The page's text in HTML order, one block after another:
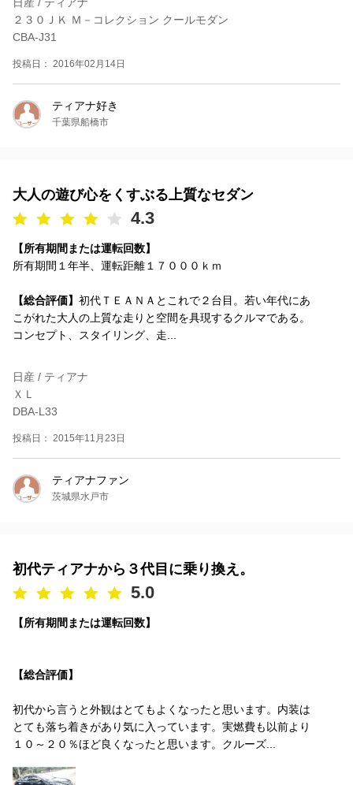
２３０ＪＫ Ｍ－コレクション クールモダン
CBA-J31
投稿日： 2016年02月14日
ティアナ好き
千葉県船橋市
大人の遊び心をくすぶる上質なセダン
4.3
【所有期間または運転回数】
所有期間１年半、運転距離１７０００ｋｍ
【総合評価】 初代ＴＥＡＮＡとこれで２台目。若い年代にあ
こがれた大人の上質な走りと空間を具現するクルマである。
コンセプト、スタイリング、走...
日産 / ティアナ
ＸＬ
DBA-L33
投稿日： 2015年11月23日
ティアナファン
茨城県水戸市
初代ティアナから３代目に乗り換え。
5.0
【所有期間または運転回数】
【総合評価】
初代から言うと外観はとてもよくなったと思います。内装は
とても落ち着きがあり気に入っています。実燃費も以前より
１０～２０％ほど良くなったと思います。クルーズ...